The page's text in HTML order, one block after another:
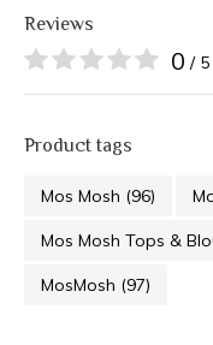
Reviews
0 / 5
Product tags
Mos Mosh (96)
Mos Mosh Tops &
MosMosh (97)